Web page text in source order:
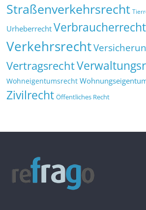
Straßenverkehrsrecht
Urheberrecht Verbraucherrecht
Verkehrsrecht
Vertragsrecht
Wohneigentumsrecht
Zivilrecht Öffentliches Recht